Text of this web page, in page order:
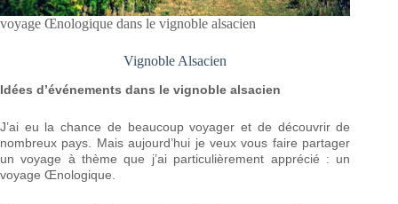
voyage Œnologique dans le vignoble alsacien
Vignoble Alsacien
Idées d’événements dans le vignoble alsacien
J’ai eu la chance de beaucoup voyager et de découvrir de
nombreux pays. Mais aujourd’hui je veux vous faire partager
un voyage à thème que j’ai particulièrement apprécié : un
voyage Œnologique.